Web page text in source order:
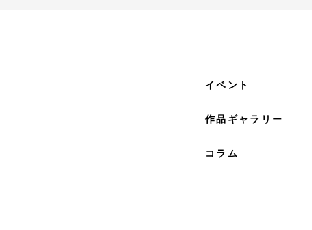
イベント
作品ギャラリー
コラム